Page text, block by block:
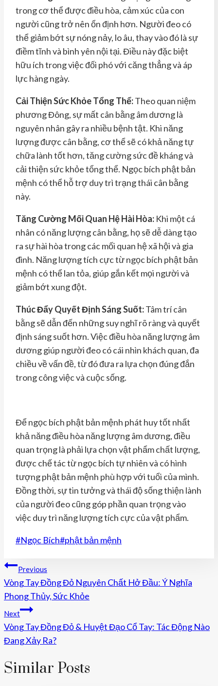
trong cơ thể được điều hòa, cảm xúc của con
người cũng trở nên ổn định hơn. Người đeo có
thể giảm bớt sự nóng nảy, lo âu, thay vào đó là sự
điềm tĩnh và bình yên nội tại. Điều này đặc biệt
hữu ích trong việc đối phó với căng thẳng và áp
lực hàng ngày.
Cải Thiện Sức Khỏe Tổng Thể:Theo quan niệm
phương Đông, sự mất cân bằng âm dương là
nguyên nhân gây ra nhiều bệnh tật. Khi năng
lượng được cân bằng, cơ thể sẽ có khả năng tự
chữa lành tốt hơn, tăng cường sức đề kháng và
cải thiện sức khỏe tổng thể. Ngọc bích phật bản
mệnh có thể hỗ trợ duy trì trạng thái cân bằng
này.
Tăng Cường Mối Quan Hệ Hài Hòa: Khi một cá
nhân có năng lượng cân bằng, họ sẽ dễ dàng tạo
ra sự hài hòa trong các mối quan hệ xã hội và gia
đình. Năng lượng tích cực từ ngọc bích phật bản
mệnh có thể lan tỏa, giúp gắn kết mọi người và
giảm bớt xung đột.
Thúc Đẩy Quyết Định Sáng Suốt:Tâm trí cân
bằng sẽ dẫn đến những suy nghĩ rõ ràng và quyết
định sáng suốt hơn. Việc điều hòa năng lượng âm
dương giúp người đeo có cái nhìn khách quan, đa
chiều về vấn đề, từ đó đưa ra lựa chọn đúng đắn
trong công việc và cuộc sống.
Để ngọc bích phật bản mệnh phát huy tốt nhất
khả năng điều hòa năng lượng âm dương, điều
quan trọng là phải lựa chọn vật phẩm chất lượng,
được chế tác từ ngọc bích tự nhiên và có hình
tượng phật bản mệnh phù hợp với tuổi của mình.
Đồng thời, sự tin tưởng và thái độ sống thiện lành
của người đeo cũng góp phần quan trọng vào
việc duy trì năng lượng tích cực của vật phẩm.
Post
#Ngọc Bích#phật bản mệnh
Điều
Hướng
Bài
Viết
Previous
Vòng Tay Đồng Đỏ Nguyên Chất Hở Đầu: Ý Nghĩa
Phong Thủy, Sức Khỏe
Next
Vòng Tay Đồng Đỏ & Huyệt Đạo Cổ Tay: Tác Động Nào
Đang Xảy Ra?
Similar Posts